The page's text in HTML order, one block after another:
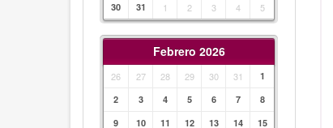
30
31 1 2 3 4 5
Febrero 2026
26 27 28 29 30 31
1
2
3 4 5 6 7
8
9
10 11 12 13 14
15